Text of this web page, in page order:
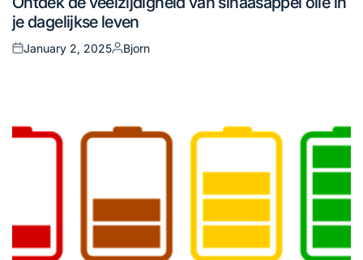
in
je dagelijkse leven
Posted
January 2, 2025
Posted
Bjorn